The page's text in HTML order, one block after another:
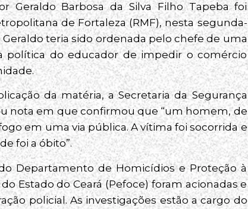
Geraldo Barbosa da Silva Filho Tapeba foi
de Fortaleza (RMF), nesta segunda-
teria sido ordenada pelo chefe de uma
política do educador de impedir o comércio
da matéria, a Secretaria da Segurança
nota em que confirmou que “um homem, de
em uma via pública. A vítima foi socorrida e
foi a óbito”.
Departamento de Homicídios e Proteção à
Estado do Ceará (Pefoce) foram acionadas e
policial. As investigações estão a cargo do